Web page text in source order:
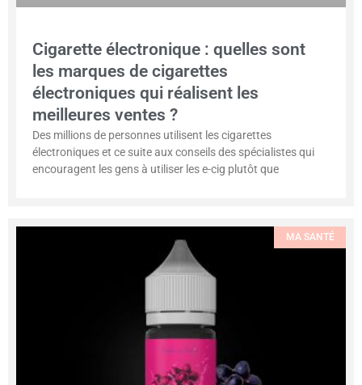
Cigarette électronique : quelles sont
les marques de cigarettes
électroniques qui réalisent les
meilleures ventes ?
Des millions de personnes utilisent les cigarettes
électroniques et ce suite aux conseils des spécialistes qui
encouragent les gens à utiliser les e-cig plutôt que
MA SANTÉ